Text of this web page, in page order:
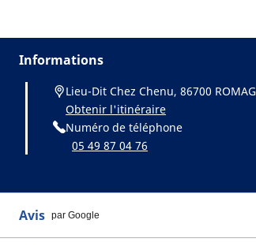
Informations
Lieu-Dit Chez Chenu, 86700
Obtenir l'itinéraire
Numéro de téléphone
05 49 87 04 76
Avis par Google